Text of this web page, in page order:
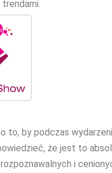
to, by podczas
że jest to
i